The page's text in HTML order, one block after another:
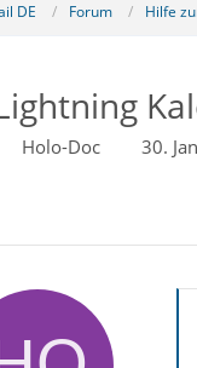
DE Forum Hilfe
Holo-Doc 30.